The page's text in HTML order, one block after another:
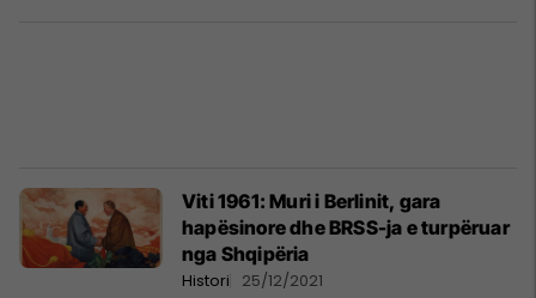
Viti 1961: Muri i Berlinit, gara
hapësinore dhe BRSS-ja e turpëruar
nga Shqipëria
Histori 25/12/2021